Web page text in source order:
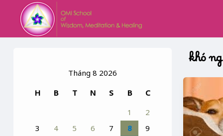
content
Tháng 8 2026
H
B T N S B
C
1
2
3
4 5 6 7 8
9
khó
BỆNH
MẤT
NGỦ,
KHÓ
NGỦ